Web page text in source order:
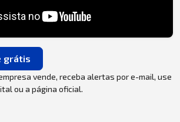
grátis
vende, receba alertas por e-mail, use
ou a página oficial.